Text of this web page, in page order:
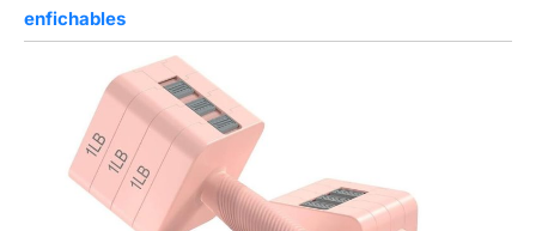
enfichables